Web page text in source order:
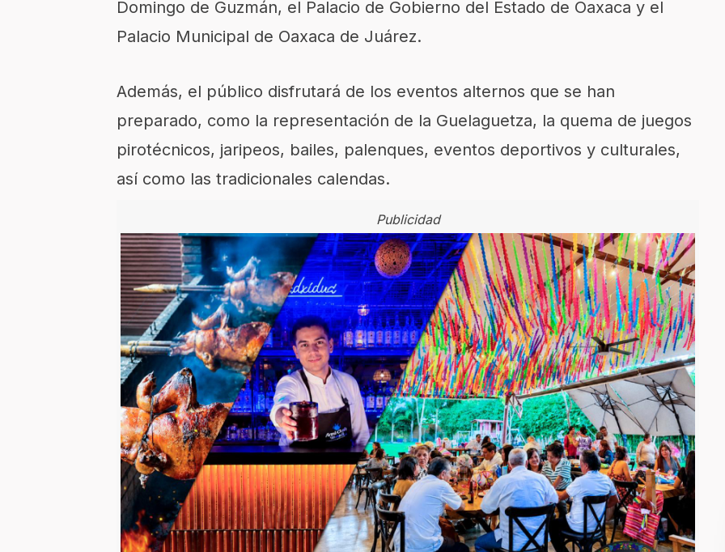
Domingo de Guzmán, el Palacio de Gobierno del Estado de Oaxaca y el
Palacio Municipal de Oaxaca de Juárez.
Además, el público disfrutará de los eventos alternos que se han
preparado, como la representación de la Guelaguetza, la quema de juegos
pirotécnicos, jaripeos, bailes, palenques, eventos deportivos y culturales,
así como las tradicionales calendas.
Publicidad